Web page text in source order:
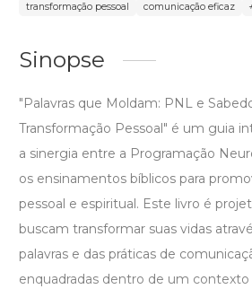
transformação pessoal
comunicação eficaz
Sinopse
"Palavras que Moldam: PNL e
Transformação Pessoal" é um guia
a sinergia entre a Programação
os ensinamentos bíblicos para
pessoal e espiritual. Este livro é
buscam transformar suas vidas
palavras e das práticas de
enquadradas dentro de um contexto